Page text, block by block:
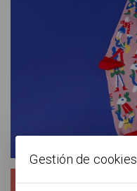
Gestión de cookies